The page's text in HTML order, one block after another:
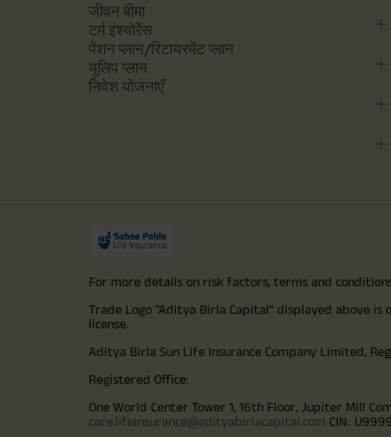
जीवन बीमा
टर्म इंश्योरेंस
पेंशन प्लान/रिटायरमेंट प्लान
यूलिप प्लान
निवेश योजनाएँ
For more details on risk factors, terms and
Trade Logo "Aditya Birla Capital" displayed above is
license.
Aditya Birla Sun Life Insurance Company Limited,
Registered Office:
One World Center Tower 1, 16th Floor, Jupiter Mill
care.lifeinsurance@adityabirlacapital.com CIN: